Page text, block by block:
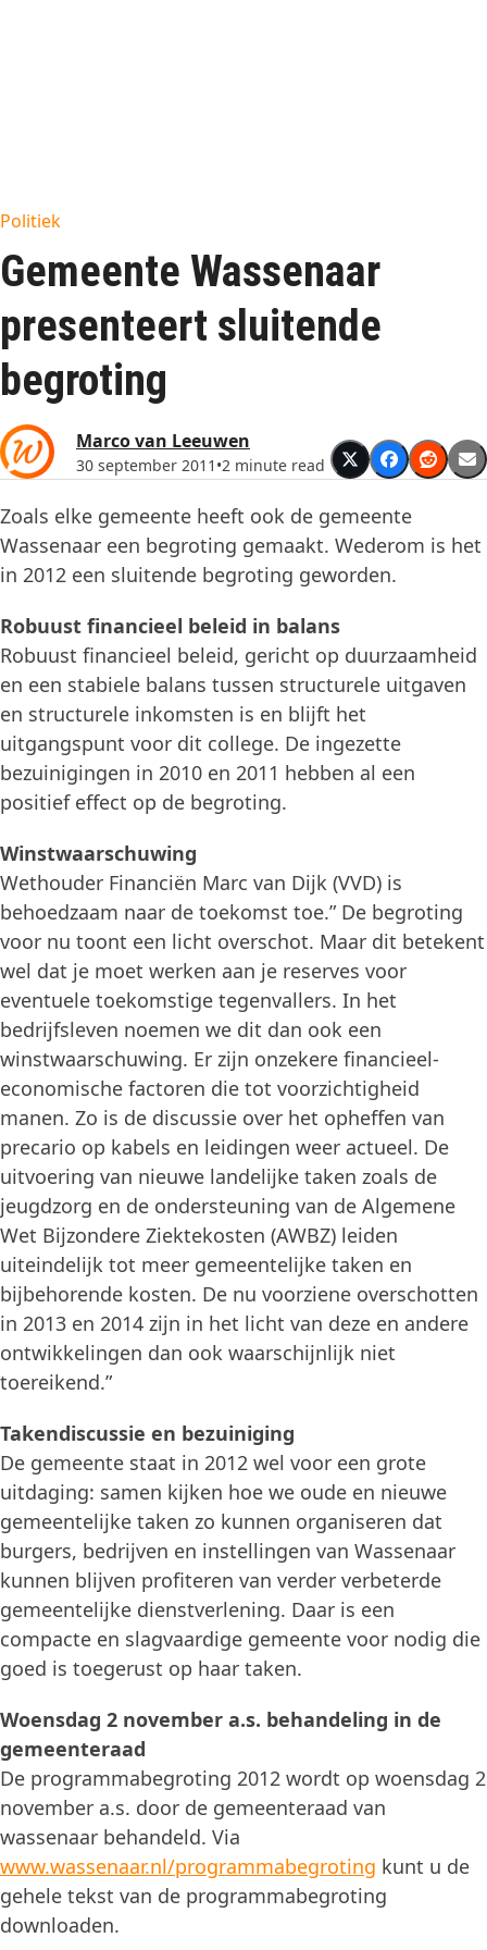
Politiek
Gemeente Wassenaar
presenteert sluitende
begroting
Marco van Leeuwen
30 september 2011 •2 minute read
Zoals elke gemeente heeft ook de gemeente
Wassenaar een begroting gemaakt. Wederom is het
in 2012 een sluitende begroting geworden.
Robuust financieel beleid in balans
Robuust financieel beleid, gericht op duurzaamheid
en een stabiele balans tussen structurele uitgaven
en structurele inkomsten is en blijft het
uitgangspunt voor dit college. De ingezette
bezuinigingen in 2010 en 2011 hebben al een
positief effect op de begroting.
Winstwaarschuwing
Wethouder Financiën Marc van Dijk (VVD) is
behoedzaam naar de toekomst toe.” De begroting
voor nu toont een licht overschot. Maar dit betekent
wel dat je moet werken aan je reserves voor
eventuele toekomstige tegenvallers. In het
bedrijfsleven noemen we dit dan ook een
winstwaarschuwing. Er zijn onzekere financieel-
economische factoren die tot voorzichtigheid
manen. Zo is de discussie over het opheffen van
precario op kabels en leidingen weer actueel. De
uitvoering van nieuwe landelijke taken zoals de
jeugdzorg en de ondersteuning van de Algemene
Wet Bijzondere Ziektekosten (AWBZ) leiden
uiteindelijk tot meer gemeentelijke taken en
bijbehorende kosten. De nu voorziene overschotten
in 2013 en 2014 zijn in het licht van deze en andere
ontwikkelingen dan ook waarschijnlijk niet
toereikend.”
Takendiscussie en bezuiniging
De gemeente staat in 2012 wel voor een grote
uitdaging: samen kijken hoe we oude en nieuwe
gemeentelijke taken zo kunnen organiseren dat
burgers, bedrijven en instellingen van Wassenaar
kunnen blijven profiteren van verder verbeterde
gemeentelijke dienstverlening. Daar is een
compacte en slagvaardige gemeente voor nodig die
goed is toegerust op haar taken.
Woensdag 2 november a.s. behandeling in de
gemeenteraad
De programmabegroting 2012 wordt op woensdag 2
november a.s. door de gemeenteraad van
wassenaar behandeld. Via
www.wassenaar.nl/programmabegroting kunt u de
gehele tekst van de programmabegroting
downloaden.